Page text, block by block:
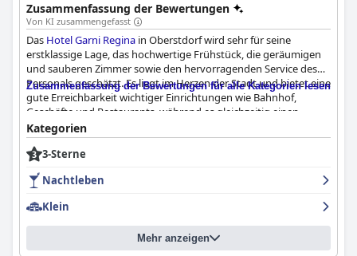
Zusammenfassung der Bewertungen
Von KI zusammengefasst
Das Hotel Garni Regina in Oberstdorf wird sehr für seine
erstklassige Lage, das hochwertige Frühstück, die geräumigen
und sauberen Zimmer sowie den hervorragenden Service des
Personals geschätzt. Es liegt im Herzen der Stadt und bietet eine
gute Erreichbarkeit wichtiger Einrichtungen wie Bahnhof,
Geschäfte und Restaurants, während es gleichzeitig einen
ruhigen Rückzugsort bietet. Gäste schätzen die Nähe zur
Nabelhornbahn und zu zahlreichen Wanderwegen, was es zu
einer ausgezeichneten Wahl für Outdoor-Enthusiasten macht.
Das Frühstücksbuffet ist ein weiteres Highlight, das für seine
guten Auswahl, einschließlich frischem Obst und einer Auswahl
an Broten und Brötchen, gelobt wird. Obwohl einige Gäste der
Meinung waren, dass das Frühstück vielfältiger sein könnte, ist
Zusammenfassung der Bewertungen für alle Kategorien lesen
Kategorien
3-Sterne
Nachtleben
Klein
Mehr anzeigen